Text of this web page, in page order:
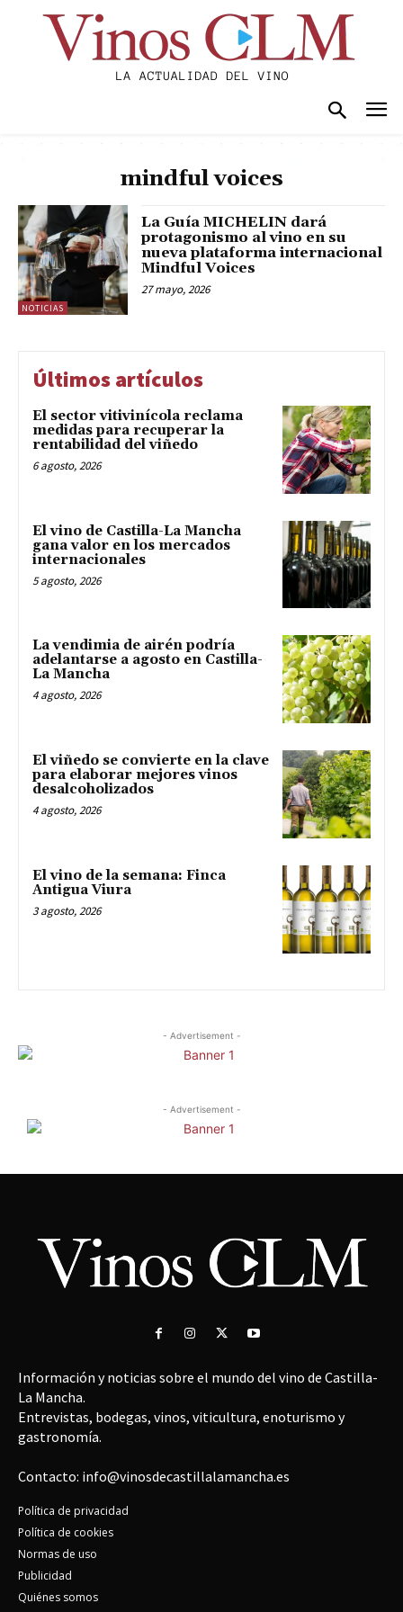
mindful voices
NOTICIAS
La Guía MICHELIN dará
protagonismo al vino en su
nueva plataforma internacional
Mindful Voices
27 mayo, 2026
Últimos artículos
El sector vitivinícola reclama
medidas para recuperar la
rentabilidad del viñedo
6 agosto, 2026
El vino de Castilla-La Mancha
gana valor en los mercados
internacionales
5 agosto, 2026
La vendimia de airén podría
adelantarse a agosto en Castilla-
La Mancha
4 agosto, 2026
El viñedo se convierte en la clave
para elaborar mejores vinos
desalcoholizados
4 agosto, 2026
El vino de la semana: Finca
Antigua Viura
3 agosto, 2026
- Advertisement -
- Advertisement -
Información y noticias sobre el mundo del vino de Castilla-
La Mancha.
Entrevistas, bodegas, vinos, viticultura, enoturismo y
gastronomía.
Contacto: info@vinosdecastillalamancha.es
Política de privacidad
Política de cookies
Normas de uso
Publicidad
Quiénes somos